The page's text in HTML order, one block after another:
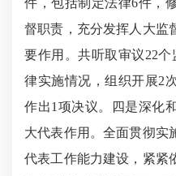
件，包括制定法律6件，
督职责，充分发挥人大监
要作用。共听取审议22
律实施情况，组织开展2
作出1项决议。四是深化
大代表作用。全面贯彻实
代表工作能力建设，紧紧